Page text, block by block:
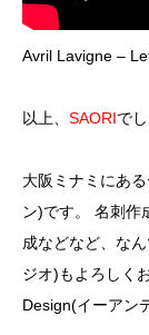
Avril Lavigne –
以上、 SAORIでし
大阪ミナミにあ
ン)です。 名刺作
成などなど、な
ジオ)もよろしく
Design(イーアン